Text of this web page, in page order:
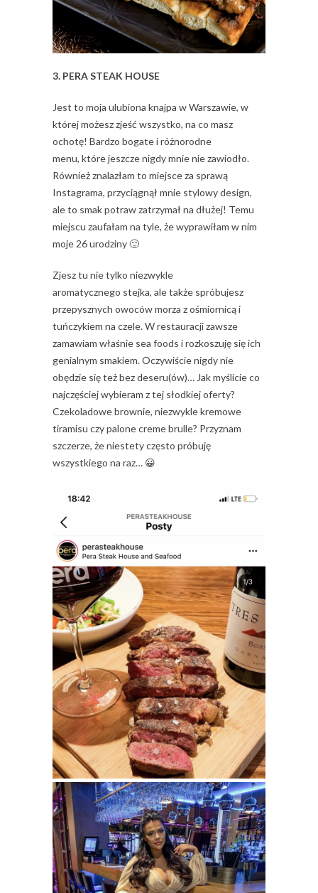
3. PERA STEAK HOUSE
Jest to moja ulubiona knajpa w Warszawie, w
której możesz zjeść wszystko, na co masz
ochotę! Bardzo bogate i różnorodne
menu, które jeszcze nigdy mnie nie zawiodło.
Również znalazłam to miejsce za sprawą
Instagrama, przyciągnął mnie stylowy design,
ale to smak potraw zatrzymał na dłużej! Temu
miejscu zaufałam na tyle, że wyprawiłam w nim
moje 26 urodziny 🙂
Zjesz tu nie tylko niezwykle
aromatycznego stejka, ale także spróbujesz
przepysznych owoców morza z ośmiornicą i
tuńczykiem na czele. W restauracji zawsze
zamawiam właśnie sea foods i rozkoszuję się ich
genialnym smakiem. Oczywiście nigdy nie
obędzie się też bez deseru(ów)… Jak myślicie co
najczęściej wybieram z tej słodkiej oferty?
Czekoladowe brownie, niezwykle kremowe
tiramisu czy palone creme brulle? Przyznam
szczerze, że niestety często próbuję
wszystkiego na raz… 😀